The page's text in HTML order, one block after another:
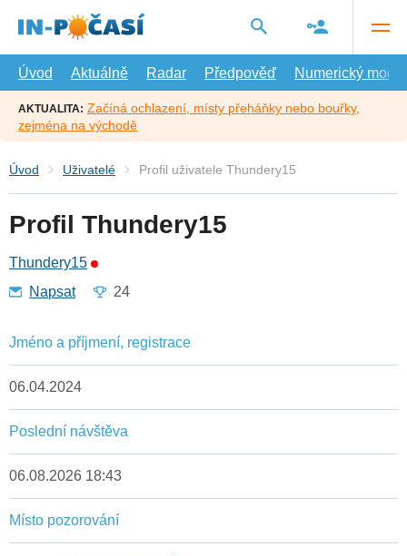
hlavní
Úvod
Aktuálně Radar Předpověď Numerický model
AKTUALITA: Začíná ochlazení, místy přeháňky nebo bouřky,
zejména na východě
Úvod Uživatelé Profil uživatele Thundery15
Profil Thundery15
Thundery15
Napsat
24
Jméno a příjmení, registrace
06.04.2024
Poslední návštěva
06.08.2026 18:43
Místo pozorování